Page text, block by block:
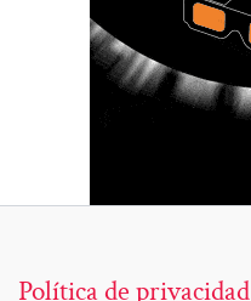
Política de privacidad